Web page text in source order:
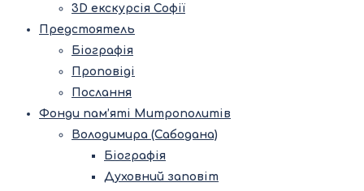
3D екскурсія Софії
Предстоятель
Біографія
Проповіді
Послання
Фонди пам’яті Митрополитів
Володимира (Сабодана)
Біографія
Духовний заповіт